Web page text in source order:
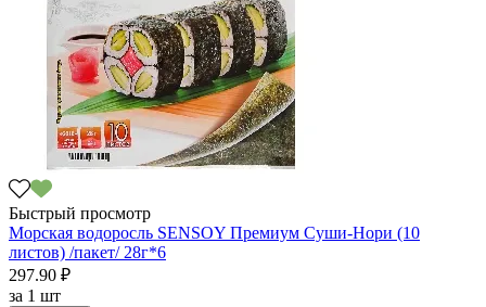
Быстрый просмотр
Морская водоросль SENSOY Премиум Суши-Нори (10
листов) /пакет/ 28г*6
297.90 ₽
за 1 шт